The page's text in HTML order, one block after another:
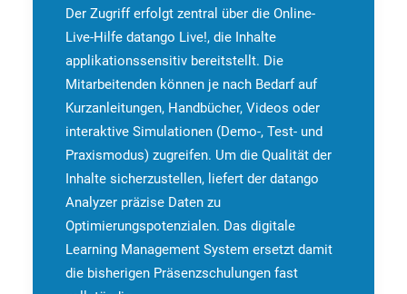
Der Zugriff erfolgt zentral über die Online-
Live-Hilfe datango Live!, die Inhalte
applikationssensitiv bereitstellt. Die
Mitarbeitenden können je nach Bedarf auf
Kurzanleitungen, Handbücher, Videos oder
interaktive Simulationen (Demo-, Test- und
Praxismodus) zugreifen. Um die Qualität der
Inhalte sicherzustellen, liefert der datango
Analyzer präzise Daten zu
Optimierungspotenzialen. Das digitale
Learning Management System ersetzt damit
die bisherigen Präsenzschulungen fast